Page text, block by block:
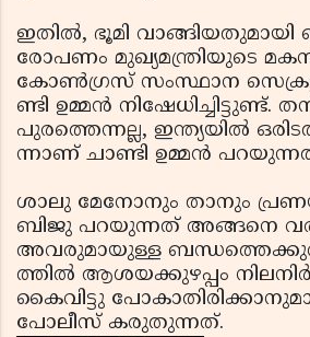
ഇ­തില്‍, ഭൂ­മി വാ­ങ്ങി­യ­തു­മാ­യി
രോ­പ­ണം മു­ഖ്യ­മ­ന്ത്രി­യു­ടെ
കോണ്‍­ഗ്ര­സ് സം­സ്ഥാ­ന
ണ്ടി ഉ­മ്മന്‍ നി­ഷേ­ധി­ച്ചി­ട്ടുണ്ട്.
പു­ര­ത്തെ­ന്നല്ല, ഇ­ന്ത്യ­യില്‍
ന്നാ­ണ് ചാ­ണ്ടി ഉ­മ്മന്‍
ശാ­ലു മേ­നോനും താ­നും
ബി­ജു പ­റ­യുന്ന­ത് അങ്ങ­നെ
അ­വ­രു­മാ­യു­ള്ള
ത്തില്‍ ആ­ശ­യ­ക്കുഴപ്പം
കൈ­വി­ട്ടു
പോലീ­സ് ക­രു­തു­ന്ന­ത്.